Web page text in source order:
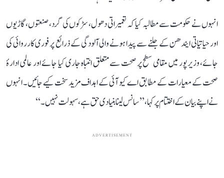
انہوں نے حکومت سے مطالبہ کیا کہ تعمیراتی دھول، سڑکوں کی گرد، صنعتوں، گاڑیوں
اور حیاتیاتی ایندھن کے جلنے سے پیدا ہونے والی آلودگی کے ذرائع پر فوری کارروائی کی
جائے، وزیرپور میں مقامی سطح پر صحت سے متعلق انتباہ جاری کیا جائے اور عالمی ادارۂ
صحت کے معیارات کے مطابق اے کیو آئی کے اہداف مزید سخت کیے جائیں۔ انہوں
نے اپنے بیان کے اختتام پر کہا، ’’سانس لینا بنیادی حق ہے، سہولت نہیں۔‘‘
ADVERTISEMENT